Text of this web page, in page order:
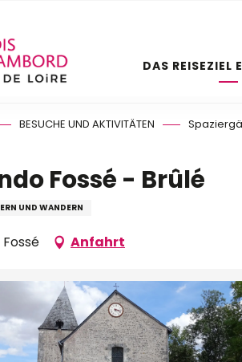
DAS REISEZIEL
BESUCHE UND AKTIVITÄTEN
Fossé - Brûlé
UND WANDERN
Fossé Anfahrt